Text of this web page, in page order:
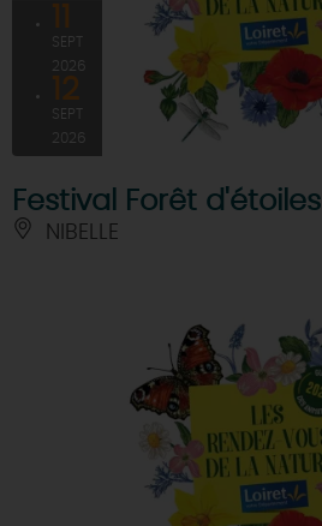
11
SEPT
2026
12
SEPT
2026
Festival Forêt d'étoiles
NIBELLE